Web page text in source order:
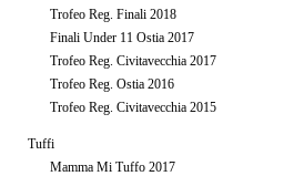
Trofeo Reg. Finali 2018
Finali Under 11 Ostia 2017
Trofeo Reg. Civitavecchia 2017
Trofeo Reg. Ostia 2016
Trofeo Reg. Civitavecchia 2015
Tuffi
Mamma Mi Tuffo 2017